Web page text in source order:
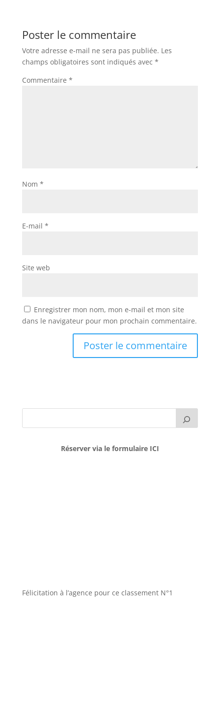
Poster le commentaire
Votre adresse e-mail ne sera pas publiée. Les
champs obligatoires sont indiqués avec *
Commentaire *
Nom *
E-mail *
Site web
Enregistrer mon nom, mon e-mail et mon site
dans le navigateur pour mon prochain commentaire.
Réserver via le formulaire ICI
Félicitation à l’agence pour ce classement N°1